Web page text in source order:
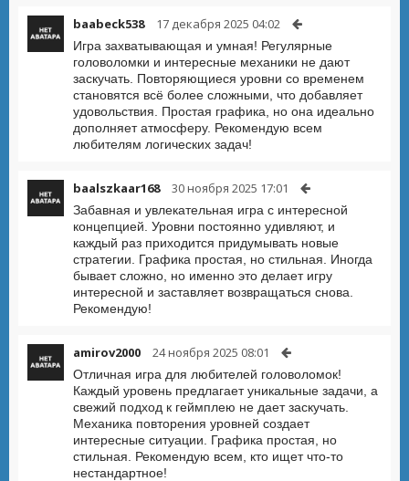
baabeck538 17 декабря 2025 04:02
Игра захватывающая и умная! Регулярные
головоломки и интересные механики не дают
заскучать. Повторяющиеся уровни со временем
становятся всё более сложными, что добавляет
удовольствия. Простая графика, но она идеально
дополняет атмосферу. Рекомендую всем
любителям логических задач!
baalszkaar168 30 ноября 2025 17:01
Забавная и увлекательная игра с интересной
концепцией. Уровни постоянно удивляют, и
каждый раз приходится придумывать новые
стратегии. Графика простая, но стильная. Иногда
бывает сложно, но именно это делает игру
интересной и заставляет возвращаться снова.
Рекомендую!
amirov2000 24 ноября 2025 08:01
Отличная игра для любителей головоломок!
Каждый уровень предлагает уникальные задачи, а
свежий подход к геймплею не дает заскучать.
Механика повторения уровней создает
интересные ситуации. Графика простая, но
стильная. Рекомендую всем, кто ищет что-то
нестандартное!